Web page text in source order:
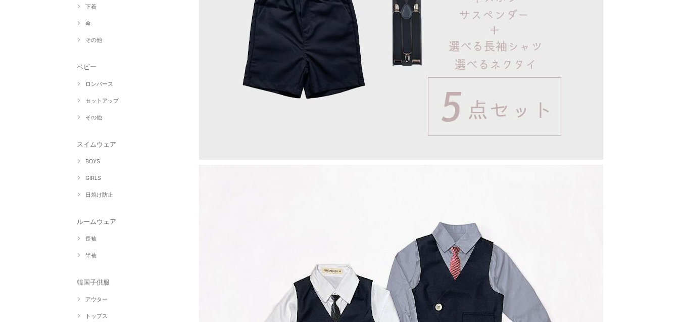
下着
傘
その他
ベビー
ロンパース
セットアップ
その他
スイムウェア
BOYS
GIRLS
日焼け防止
ルームウェア
長袖
半袖
韓国子供服
アウター
トップス